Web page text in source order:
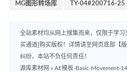
MG图形转场库 TY-04#200716-25
全站素材均从网上搜集而来，仅限于学
买通道]购买版权！详情请至网页底部【
纠纷，本站不负任何责任！
源库素材网 » AE模板-Basic-Movement-